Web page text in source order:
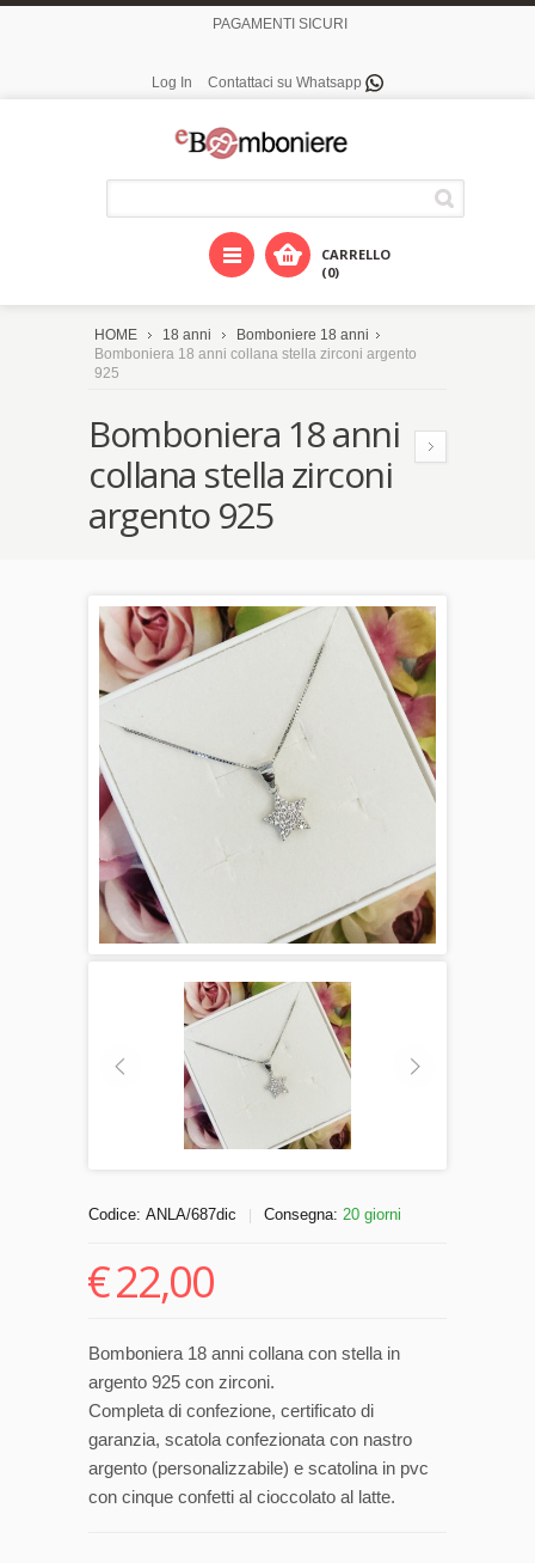
PAGAMENTI SICURI
Log In Contattaci su Whatsapp
CARRELLO
(0)
HOME 18 anni
Bomboniere 18 anni
Bomboniera 18 anni collana stella zirconi argento
925
Bomboniera 18 anni
collana stella zirconi
argento 925
Codice: ANLA/687dic Consegna: 20 giorni
€22,00
Bomboniera 18 anni collana con stella in
argento 925 con zirconi.
Completa di confezione, certificato di
garanzia, scatola confezionata con nastro
argento (personalizzabile) e scatolina in pvc
con cinque confetti al cioccolato al latte.